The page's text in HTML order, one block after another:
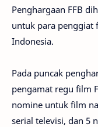
Penghargaan FFB
untuk para penggiat
Indonesia.
Pada puncak
pengamat regu film
nomine untuk film
serial televisi, dan 5